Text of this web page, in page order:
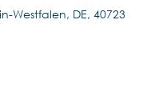
Westfalen, DE, 40723